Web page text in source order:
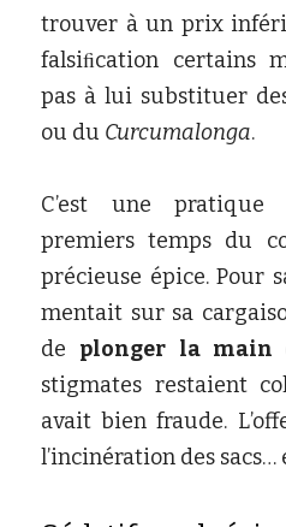
trouver à un prix
falsiﬁcation certains
pas à lui substituer
ou du Curcumalonga.
C’est une
premiers temps du
précieuse épice. Pour
mentait sur sa
de plonger la main
stigmates restaient
avait bien fraude.
l’incinération des